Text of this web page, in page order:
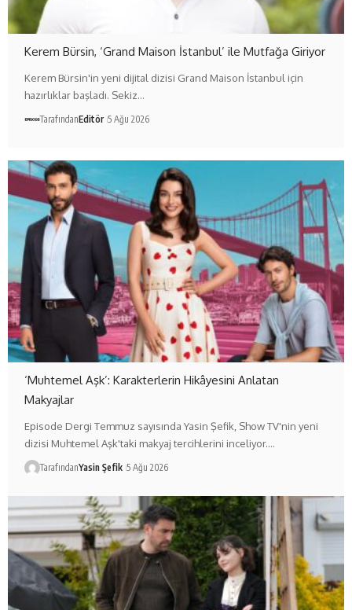
Kerem Bürsin, ‘Grand Maison İstanbul’ ile Mutfağa Giriyor
Kerem Bürsin'in yeni dijital dizisi Grand Maison İstanbul için
hazırlıklar başladı. Sekiz…
TarafındanEditör 5 Ağu 2026
‘Muhtemel Aşk’: Karakterlerin Hikâyesini Anlatan
Makyajlar
Episode Dergi Temmuz sayısında Yasin Şefik, Show TV'nin yeni
dizisi Muhtemel Aşk'taki makyaj tercihlerini inceliyor.…
TarafındanYasin Şefik 5 Ağu 2026